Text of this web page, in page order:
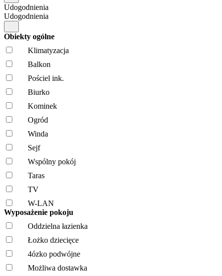
Udogodnienia
Udogodnienia
Obiekty ogólne
Klimatyzacja
Balkon
Pościel ink.
Biurko
Kominek
Ogród
Winda
Sejf
Wspólny pokój
Taras
TV
W-LAN
Wyposażenie pokoju
Oddzielna łazienka
Łożko dziecięce
4ózko podwójne
Możliwa dostawka